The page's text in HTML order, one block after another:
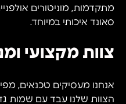
מתקדמות, מוניטורים
סאונד איכותי במיוחד.
צוות מקצועי
אנחנו מעסיקים טכנאים,
הצוות שלנו עבד עם שמות